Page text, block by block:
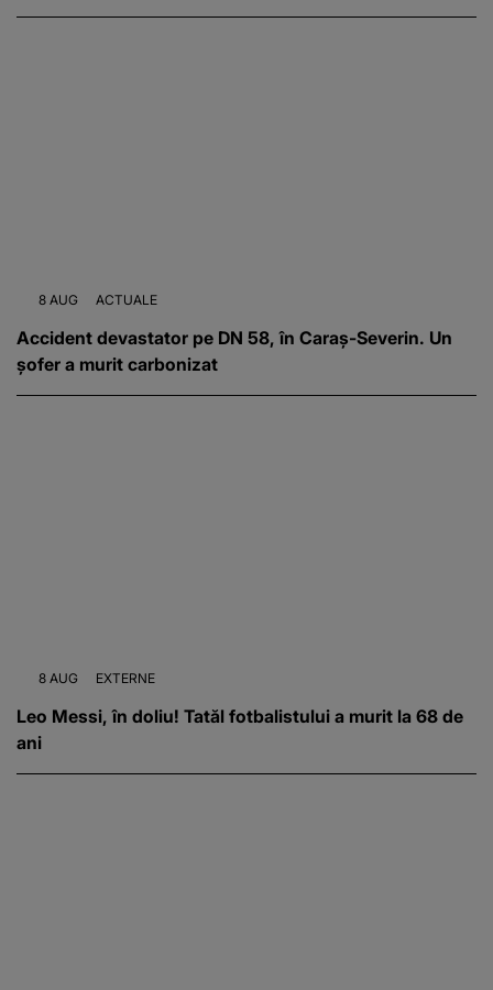
8 AUG ACTUALE
Accident devastator pe DN 58, în Caraș-Severin. Un
șofer a murit carbonizat
8 AUG EXTERNE
Leo Messi, în doliu! Tatăl fotbalistului a murit la 68 de
ani